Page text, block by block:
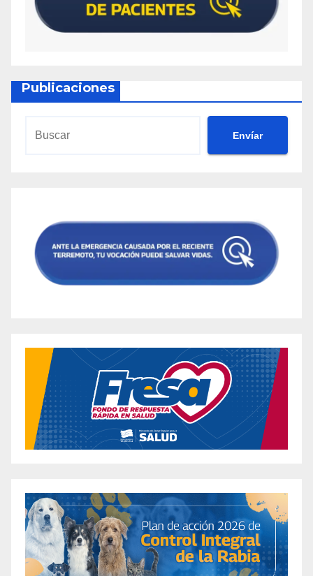
Publicaciones
Envíar